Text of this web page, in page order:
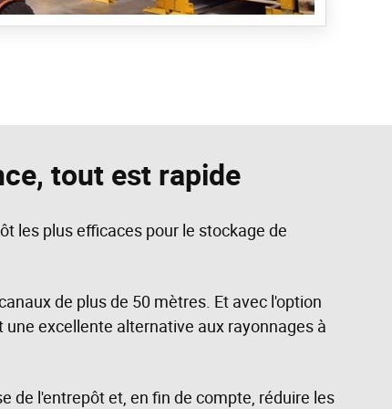
tout est rapide
les plus efficaces pour le stockage de
de plus de 50 mètres. Et avec l'option
excellente alternative aux rayonnages à
de l'entrepôt et, en fin de compte, réduire les